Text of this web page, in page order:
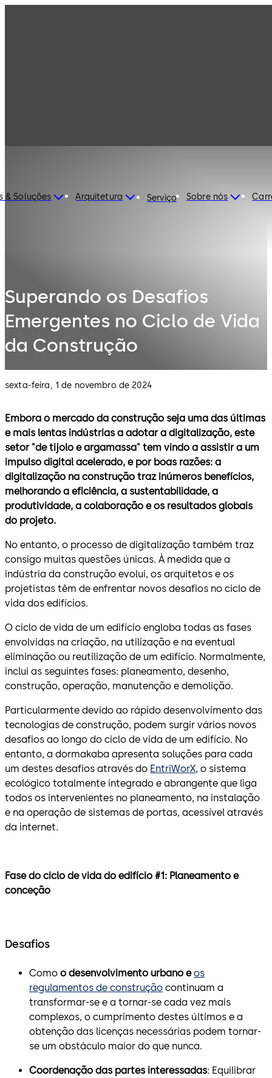
& Soluções Arquitetura Serviço Sobre nós
Superando os Desafios
Emergentes no Ciclo de Vida
da Construção
sexta-feira, 1 de novembro de 2024
Embora o mercado da construção seja uma das últimas
e mais lentas indústrias a adotar a digitalização, este
setor "de tijolo e argamassa" tem vindo a assistir a um
impulso digital acelerado, e por boas razões: a
digitalização na construção traz inúmeros benefícios,
melhorando a eficiência, a sustentabilidade, a
produtividade, a colaboração e os resultados globais
do projeto.
No entanto, o processo de digitalização também traz
consigo muitas questões únicas. À medida que a
indústria da construção evolui, os arquitetos e os
projetistas têm de enfrentar novos desafios no ciclo de
vida dos edifícios.
O ciclo de vida de um edifício engloba todas as fases
envolvidas na criação, na utilização e na eventual
eliminação ou reutilização de um edifício. Normalmente,
inclui as seguintes fases: planeamento, desenho,
construção, operação, manutenção e demolição.
Particularmente devido ao rápido desenvolvimento das
tecnologias de construção, podem surgir vários novos
desafios ao longo do ciclo de vida de um edifício. No
entanto, a dormakaba apresenta soluções para cada
um destes desafios através do EntriWorX, o sistema
ecológico totalmente integrado e abrangente que liga
todos os intervenientes no planeamento, na instalação
e na operação de sistemas de portas, acessível através
da internet.
Fase do ciclo de vida do edifício #1: Planeamento e
conceção
Desafios
Como o desenvolvimento urbano eos
regulamentos de construção continuam a
transformar-se e a tornar-se cada vez mais
complexos, o cumprimento destes últimos e a
obtenção das licenças necessárias podem tornar-
se um obstáculo maior do que nunca.
Coordenação das partes interessadas: Equilibrar